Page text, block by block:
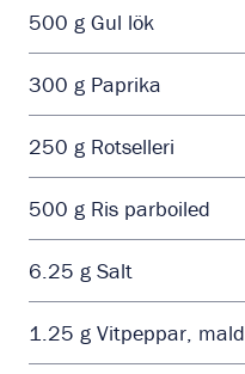
500 g Gul lök
300 g Paprika
250 g Rotselleri
500 g Ris parboiled
6.25 g Salt
1.25 g Vitpeppar, mald